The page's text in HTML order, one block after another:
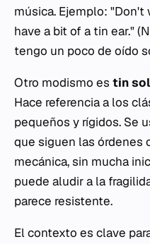
música. Ejemplo: "Don't
have a bit of a tin ear."
tengo un poco de oído
Otro modismo es tin
Hace referencia a los
pequeños y rígidos. Se
que siguen las órdenes
mecánica, sin mucha
puede aludir a la
parece resistente.
El contexto es clave